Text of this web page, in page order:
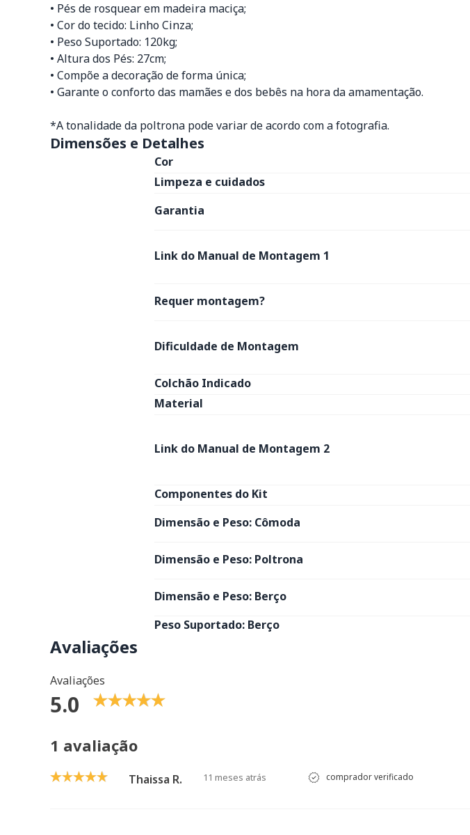
• Pés de rosquear em madeira maciça;
• Cor do tecido: Linho Cinza;
• Peso Suportado: 120kg;
• Altura dos Pés: 27cm;
• Compõe a decoração de forma única;
• Garante o conforto das mamães e dos bebês na hora da amamentação.
*A tonalidade da poltrona pode variar de acordo com a fotografia.
Dimensões e Detalhes
Cor
Limpeza e cuidados
Garantia
Link do Manual de Montagem 1
Requer montagem?
Dificuldade de Montagem
Colchão Indicado
Material
Link do Manual de Montagem 2
Componentes do Kit
Dimensão e Peso: Cômoda
Dimensão e Peso: Poltrona
Dimensão e Peso: Berço
Peso Suportado: Berço
Avaliações
Avaliações
5.0
1 avaliação
Thaissa R. 11 meses atrás comprador verificado